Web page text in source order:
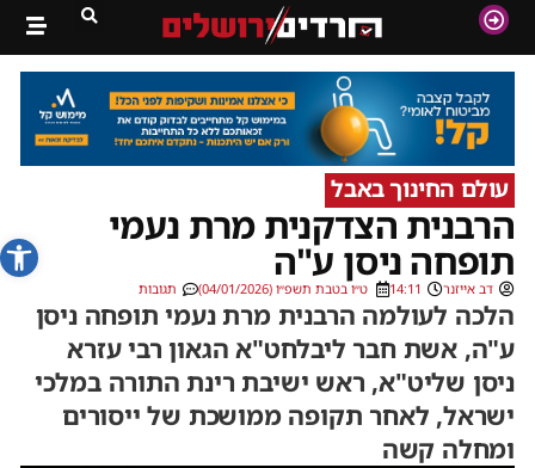
פתח
עולם החינוך באבל
הרבנית הצדקנית מרת נעמי
תופחה ניסן ע"ה
דב אייזנר 14:11 ט״ו בטבת תשפ״ו (04/01/2026) תגובות
הלכה לעולמה הרבנית מרת נעמי תופחה ניסן
ע"ה, אשת חבר ליבלחט"א הגאון רבי עזרא
ניסן שליט"א, ראש ישיבת רינת התורה במלכי
ישראל, לאחר תקופה ממושכת של ייסורים
ומחלה קשה